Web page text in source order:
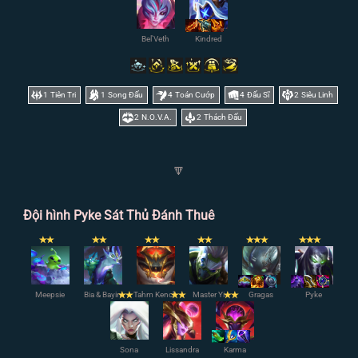
Bel'Veth Kindred
1 Tiên Tri 1 Song Đấu 4 Toán Cướp 4 Đấu Sĩ 2 Siêu Linh
2 N.O.V.A. 2 Thách Đấu
🔽
Đội hình Pyke Sát Thủ Đánh Thuê
✭✭
Meepsie
✭✭
Bia & Bayin
✭✭
Tahm Kench
✭✭
Master Yi
✭✭✭
Gragas
✭✭✭
Pyke
✭✭
Sona
✭✭
Lissandra
✭✭
Karma